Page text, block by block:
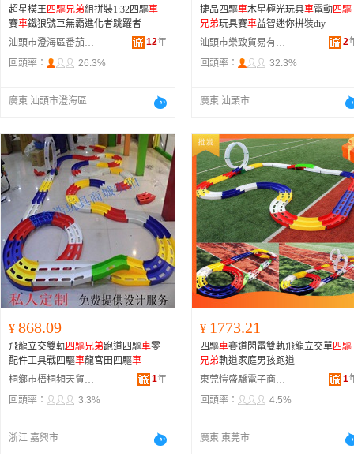
超星模王四驅兄弟組拼裝1:32四驅車
賽車鐵狼號巨無霸進化者跳躍者
汕頭市澄海區番茄魚貿易商行
12年
回頭率：
26.3%
廣東 汕頭市澄海區
捷品四驅車木星極光玩具車電動四驅
兄弟玩具賽車益智迷你拼裝diy
汕頭市樂致貿易有限公司
2
回頭率：
32.3%
廣東 汕頭市
¥ 868.09
飛龍立交雙軌四驅兄弟跑道四驅車零
配件工具戰四驅車龍宮田四驅車
桐鄉市梧桐頻天貿易商行
1年
回頭率：
3.3%
浙江 嘉興市
¥ 1773.21
四驅車賽道閃電雙軌飛龍立交單四驅
兄弟軌道家庭男孩跑道
東莞愷盛驕電子商務有限公司
1
回頭率：
4.5%
廣東 東莞市